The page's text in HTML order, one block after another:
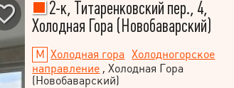
2-к, Титаренковский пер., 4,
Холодная Гора (Новобаварский)
Холодная гора
Холодногорское
направление , Холодная Гора
(Новобаварский)